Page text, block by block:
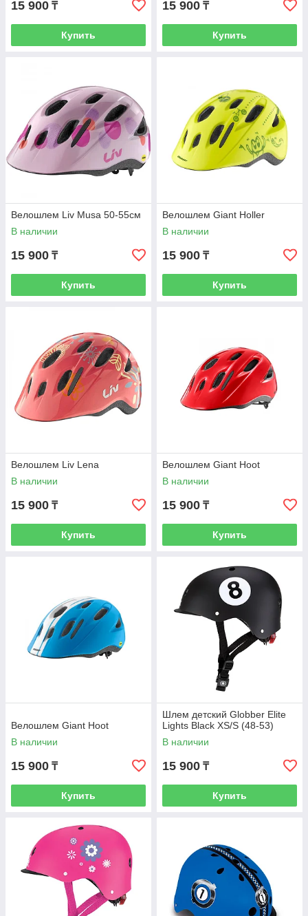
15 900 ₸
Купить
15 900 ₸
Купить
Велошлем Liv Musa 50-55см
В наличии
15 900 ₸
Купить
Велошлем Giant Holler
В наличии
15 900 ₸
Купить
Велошлем Liv Lena
В наличии
15 900 ₸
Купить
Велошлем Giant Hoot
В наличии
15 900 ₸
Купить
Велошлем Giant Hoot
В наличии
15 900 ₸
Купить
Шлем детский Globber Elite
Lights Black XS/S (48-53)
В наличии
15 900 ₸
Купить